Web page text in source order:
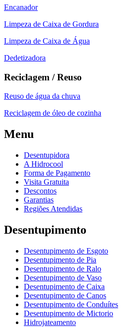
Encanador
Limpeza de Caixa de Gordura
Limpeza de Caixa de Água
Dedetizadora
Reciclagem / Reuso
Reuso de água da chuva
Reciclagem de óleo de cozinha
Menu
Desentupidora
A Hidrocool
Forma de Pagamento
Visita Gratuita
Descontos
Garantias
Regiões Atendidas
Desentupimento
Desentupimento de Esgoto
Desentupimento de Pia
Desentupimento de Ralo
Desentupimento de Vaso
Desentupimento de Caixa
Desentupimento de Canos
Desentupimento de Conduítes
Desentupimento de Mictorio
Hidrojateamento